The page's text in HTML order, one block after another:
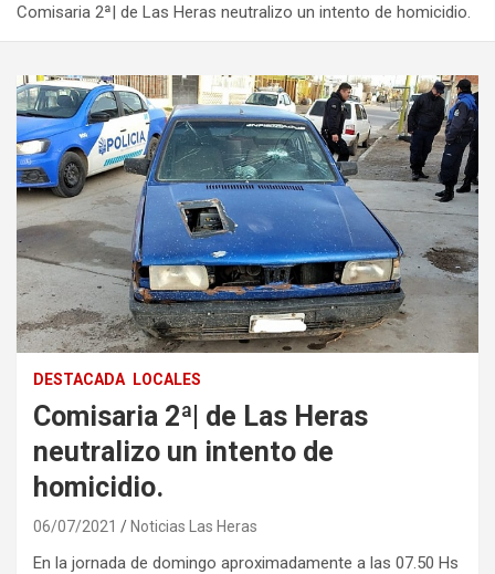
Comisaria 2ª| de Las Heras neutralizo un intento de homicidio.
DESTACADA LOCALES
Comisaria 2ª| de Las Heras
neutralizo un intento de
homicidio.
06/07/2021 Noticias Las Heras
En la jornada de domingo aproximadamente a las 07.50 Hs